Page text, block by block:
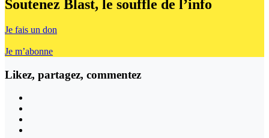
Soutenez Blast, le souffle de l’info
Je fais un don
Je m’abonne
Likez, partagez, commentez